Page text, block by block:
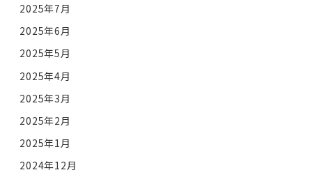
2025年7月
2025年6月
2025年5月
2025年4月
2025年3月
2025年2月
2025年1月
2024年12月